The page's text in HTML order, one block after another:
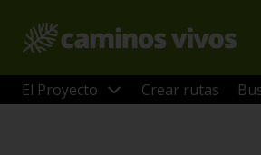
El Proyecto Crear rutas